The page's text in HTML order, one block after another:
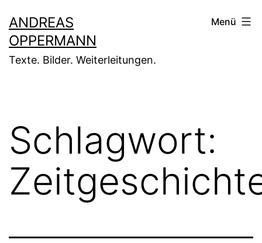
Inhalt
springen
ANDREAS
OPPERMANN
Texte. Bilder. Weiterleitungen.
Menü
Schlagwort: